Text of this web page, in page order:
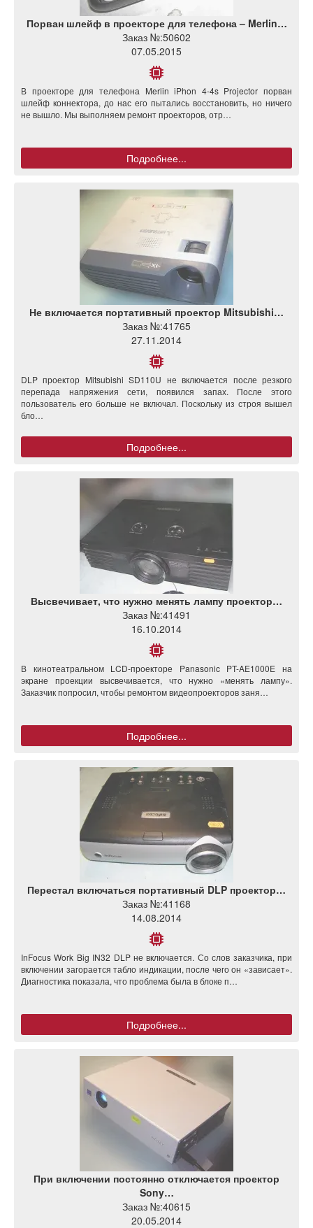
Порван шлейф в проекторе для телефона – Merlin…
Заказ №:50602
07.05.2015
В проекторе для телефона Merlin iPhon 4-4s Projector порван
шлейф коннектора, до нас его пытались восстановить, но ничего
не вышло. Мы выполняем ремонт проекторов, отр…
Подробнее...
Не включается портативный проектор Mitsubishi…
Заказ №:41765
27.11.2014
DLP проектор Mitsubishi SD110U не включается после резкого
перепада напряжения сети, появился запах. После этого
пользователь его больше не включал. Поскольку из строя вышел
бло…
Подробнее...
Высвечивает, что нужно менять лампу проектор…
Заказ №:41491
16.10.2014
В кинотеатральном LCD-проекторе Panasonic PT-AE1000E на
экране проекции высвечивается, что нужно «менять лампу».
Заказчик попросил, чтобы ремонтом видеопроекторов заня…
Подробнее...
Перестал включаться портативный DLP проектор…
Заказ №:41168
14.08.2014
InFocus Work Big IN32 DLP не включается. Со слов заказчика, при
включении загорается табло индикации, после чего он «зависает».
Диагностика показала, что проблема была в блоке п…
Подробнее...
При включении постоянно отключается проектор
Sony…
Заказ №:40615
20.05.2014